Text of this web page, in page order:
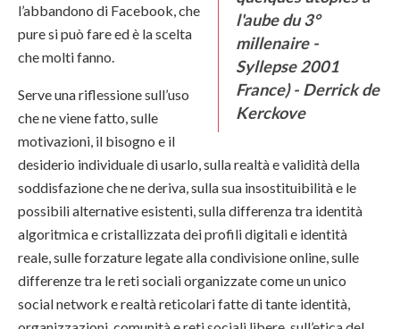
l'aube du 3°
millenaire -
Syllepse 2001
France) - Derrick de
Kerckove
l’abbandono di Facebook, che
pure si può fare ed è la scelta
che molti fanno.
Serve una riflessione sull’uso
che ne viene fatto, sulle
motivazioni, il bisogno e il
desiderio individuale di usarlo, sulla realtà e validità della
soddisfazione che ne deriva, sulla sua insostituibilità e le
possibili alternative esistenti, sulla differenza tra identità
algoritmica e cristallizzata dei profili digitali e identità
reale, sulle forzature legate alla condivisione online, sulle
differenze tra le reti sociali organizzate come un unico
social network e realtà reticolari fatte di tante identità,